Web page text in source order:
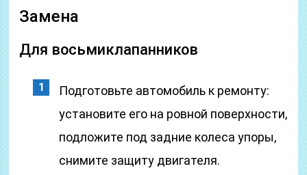
Замена
Для восьмиклапанников
Подготовьте автомобиль к ремонту:
установите его на ровной поверхности,
подложите под задние колеса упоры,
снимите защиту двигателя.